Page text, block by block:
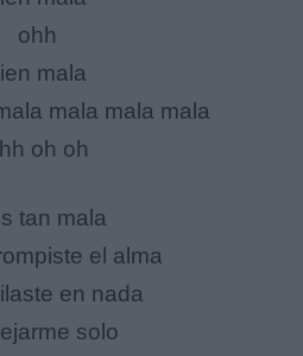
ohh
mala
mala mala mala
oh oh
tan mala
el alma
en nada
solo